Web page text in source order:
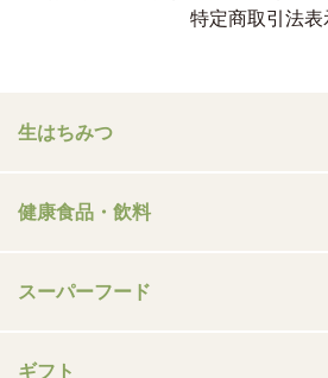
特定商取引法表
生はちみつ
健康食品・飲料
スーパーフード
ギフト